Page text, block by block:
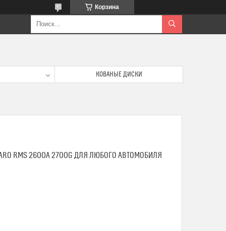
Корзина
КОВАНЫЕ ДИСКИ
RMS 2600A 2700G ДЛЯ ЛЮБОГО АВТОМОБИЛЯ